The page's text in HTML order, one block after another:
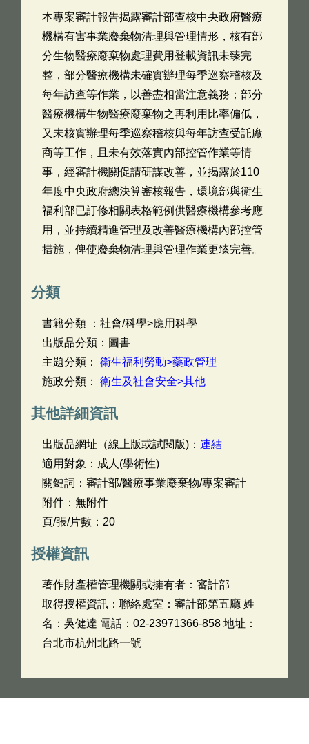
本專案審計報告揭露審計部查核中央政府醫療
機構有害事業廢棄物清理與管理情形，核有部
分生物醫療廢棄物處理費用登載資訊未臻完
整，部分醫療機構未確實辦理每季巡察稽核及
每年訪查等作業，以善盡相當注意義務；部分
醫療機構生物醫療廢棄物之再利用比率偏低，
又未核實辦理每季巡察稽核與每年訪查受託廠
商等工作，且未有效落實內部控管作業等情
事，經審計機關促請研謀改善，並揭露於110
年度中央政府總決算審核報告，環境部與衛生
福利部已訂修相關表格範例供醫療機構參考應
用，並持續精進管理及改善醫療機構內部控管
措施，俾使廢棄物清理與管理作業更臻完善。
分類
書籍分類 ：社會/科學>應用科學
出版品分類：圖書
主題分類： 衛生福利勞動>藥政管理
施政分類： 衛生及社會安全>其他
其他詳細資訊
出版品網址（線上版或試閱版)： 連結
適用對象：成人(學術性)
關鍵詞：審計部/醫療事業廢棄物/專案審計
附件：無附件
頁/張/片數：20
授權資訊
著作財產權管理機關或擁有者：審計部
取得授權資訊：聯絡處室：審計部第五廳 姓
名：吳健達 電話：02-23971366-858 地址：
台北市杭州北路一號